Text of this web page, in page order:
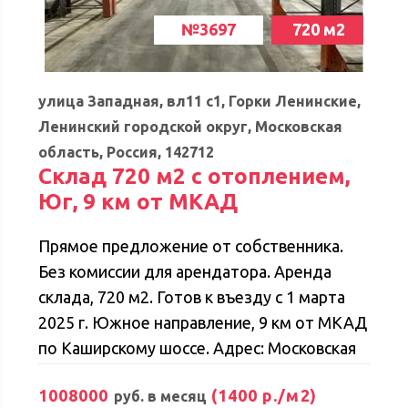
транспорта. Дополнительно оплачивается
отопление, электричество,
водоснабжение, водоотведение.
месяца аренды. Рассматриваются любые
виды деятельности в рамках
действующего законодательства и норм.
частный сектор для поиска и проживания
персонала, рядом есть общежитие. -
общественный транспорт в шаговой
доступности (до станции МЦД-3 «Сходня»
15 минут пешком или 7 минут на автобусе);
- удобное расположение локации для
успешного развития Вашего бизнеса; -Два
въезда-выезда на территорию -Можно
отдельности Технические характеристики:
Общая площадь: 2000 м² и 1200 м2. Можно
арендовать два помещения или каждое по
отдельности. - Этаж: 1. Отдельный вход:
есть. - Кpовля: пpoфлист, утeплитель
720 м2
№3697
улица Западная, вл11 с1, Горки Ленинские,
Ленинский городской округ, Московская
область, Россия, 142712
Склад 720 м2 с отоплением,
Юг, 9 км от МКАД
Прямое предложение от собственника.
Без комиссии для арендатора. Аренда
склада, 720 м2. Готов к въезду с 1 марта
2025 г. Южное направление, 9 км от МКАД
по Каширскому шоссе. Адрес: Московская
промзона Технопарк, Восточная ул., вл11.
1008000 руб. в месяц (1400 р./м2)